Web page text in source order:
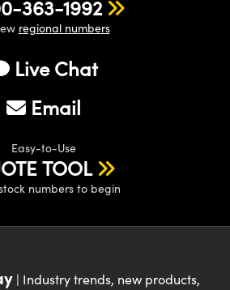
363-1992
regional numbers
Live Chat
Email
Easy-to-Use
TOOL
numbers to begin
| Industry trends, new products,